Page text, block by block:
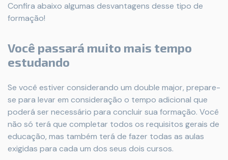
Confira abaixo algumas desvantagens desse tipo de
formação!
Você passará muito mais tempo
estudando
Se você estiver considerando um double major, prepare-
se para levar em consideração o tempo adicional que
poderá ser necessário para concluir sua formação. Você
não só terá que completar todos os requisitos gerais de
educação, mas também terá de fazer todas as aulas
exigidas para cada um dos seus dois cursos.